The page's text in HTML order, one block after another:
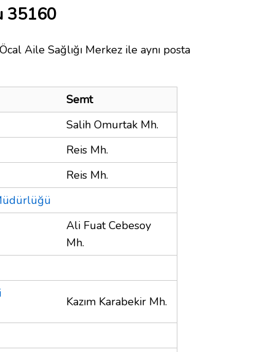
35160
Aile Sağlığı Merkez ile aynı posta
Semt
Salih Omurtak Mh.
Reis Mh.
Reis Mh.
Ali Fuat Cebesoy
Mh.
Kazım Karabekir Mh.